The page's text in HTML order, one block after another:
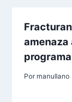
amenaza
Por manullano